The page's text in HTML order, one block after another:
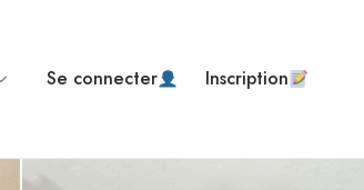
Se connecter Inscription